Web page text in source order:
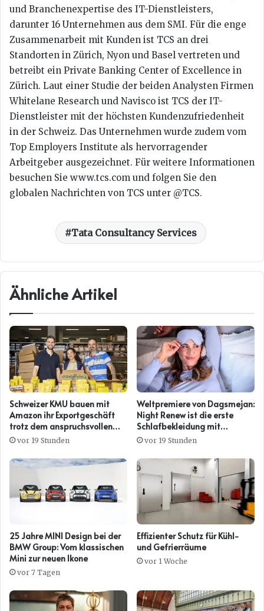
und Branchenexpertise des IT-Dienstleisters,
darunter 16 Unternehmen aus dem SMI. Für die enge
Zusammenarbeit mit Kunden ist TCS an drei
Standorten in Zürich, Nyon und Basel vertreten und
betreibt ein Private Banking Center of Excellence in
Zürich. Laut einer Studie der beiden Analysten Firmen
Whitelane Research und Navisco ist TCS der IT-
Dienstleister mit der höchsten Kundenzufriedenheit
in der Schweiz. Das Unternehmen wurde zudem vom
Top Employers Institute als hervorragender
Arbeitgeber ausgezeichnet. Für weitere Informationen
besuchen Sie www.tcs.com und folgen Sie den
globalen Nachrichten von TCS unter @TCS.
Tata Consultancy Services
Ähnliche Artikel
Schweizer KMU bauen mit
Amazon ihr Exportgeschäft
trotz dem anspruchsvollen
Umfeld weiter aus
vor 19 Stunden
Weltpremiere von Dagsmejan:
Night Renew ist die erste
Schlafbekleidung mit
Kollagenwirkung
vor 19 Stunden
25 Jahre MINI Design bei der
BMW Group: Vom klassischen
Mini zur neuen Ikone
vor 7 Tagen
Effizienter Schutz für Kühl-
und Gefrierräume
vor 1 Woche